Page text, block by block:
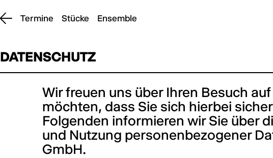
Termine Stücke Ensemble
DATENSCHUTZ
Wir freuen uns über Ihren Besuch
möchten, dass Sie sich hierbei
Folgenden informieren wir Sie über
und Nutzung personenbezogener
GmbH.